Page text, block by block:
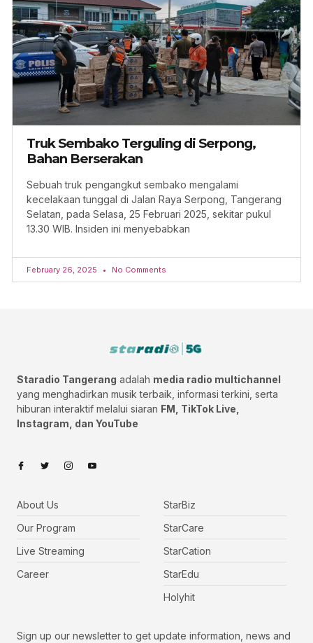
Truk Sembako Terguling di Serpong,
Bahan Berserakan
Sebuah truk pengangkut sembako mengalami
kecelakaan tunggal di Jalan Raya Serpong, Tangerang
Selatan, pada Selasa, 25 Februari 2025, sekitar pukul
13.30 WIB. Insiden ini menyebabkan
February 26, 2025 No Comments
Staradio Tangerang adalah media radio multichannel
yang menghadirkan musik terbaik, informasi terkini, serta
hiburan interaktif melalui siaran FM, TikTok Live,
Instagram, dan YouTube
About Us
Our Program
Live Streaming
Career
StarBiz
StarCare
StarCation
StarEdu
Holyhit
Sign up our newsletter to get update information, news and